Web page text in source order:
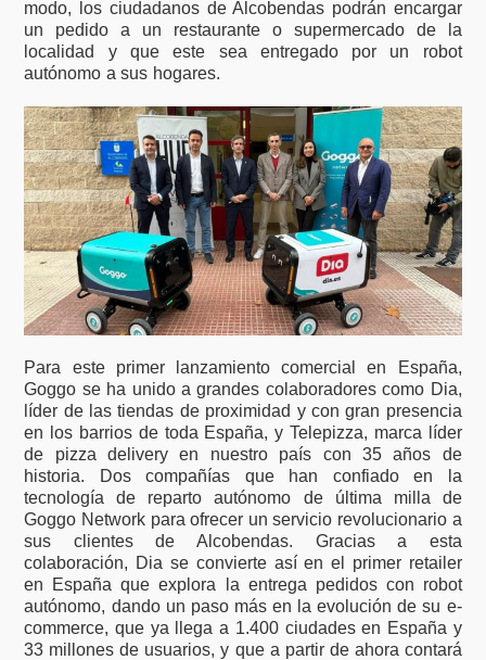
modo, los ciudadanos de Alcobendas podrán encargar
un pedido a un restaurante o supermercado de la
localidad y que este sea entregado por un robot
autónomo a sus hogares.
Para este primer lanzamiento comercial en España,
Goggo se ha unido a grandes colaboradores como Dia,
líder de las tiendas de proximidad y con gran presencia
en los barrios de toda España, y Telepizza, marca líder
de pizza delivery en nuestro país con 35 años de
historia. Dos compañías que han confiado en la
tecnología de reparto autónomo de última milla de
Goggo Network para ofrecer un servicio revolucionario a
sus clientes de Alcobendas. Gracias a esta
colaboración, Dia se convierte así en el primer retailer
en España que explora la entrega pedidos con robot
autónomo, dando un paso más en la evolución de su e-
commerce, que ya llega a 1.400 ciudades en España y
33 millones de usuarios, y que a partir de ahora contará